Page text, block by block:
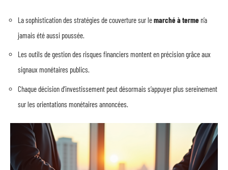
La sophistication des stratégies de couverture sur lemarché à terme n’a
jamais été aussi poussée.
Les outils de gestion des risques financiers montent en précision grâce aux
signaux monétaires publics.
Chaque décision d’investissement peut désormais s’appuyer plus sereinement
sur les orientations monétaires annoncées.